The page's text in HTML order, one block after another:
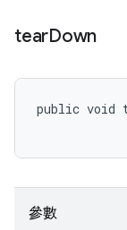
tearDown
public void
參數